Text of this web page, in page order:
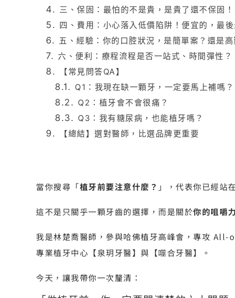
三、保固：最怕的不是貴，是貴了還不保固！
四、費用：小心落入低價陷阱！便宜的，最
五、經驗：你的口腔狀況，是簡單案？還是高
六、便利：療程流程是否一站式、時間彈性？
【常見問答QA】
Q1：我現在缺一顆牙，一定要馬上補嗎？
Q2：植牙會不會很痛？
Q3：我有糖尿病，也能植牙嗎？
【總結】選對醫師，比選品牌更重要
當你搜尋「植牙前要注意什麼？ 」，代表你已經站
這不是只關乎一顆牙齒的選擇，而是關於你的咀嚼
我是林楚喬醫師，參與哈佛植牙高峰會，專攻
專業植牙中心【泉玥牙醫】與【噬合牙醫】。
今天，讓我帶你一次釐清：